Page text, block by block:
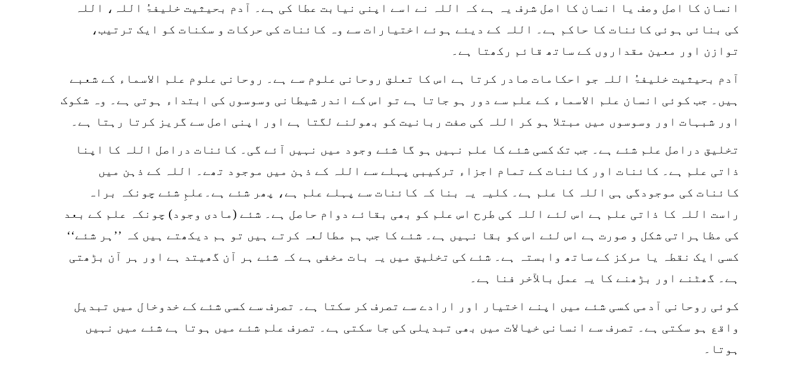
انسان کا اصل وصف یا انسان کا اصل شرف یہ ہے کہ اللہ نے اسے اپنی نیابت عطا کی ہے۔ آدم بحیثیت خلیفۃُ اللہ، اللہ
کی بنائی ہوئی کائنات کا حاکم ہے۔ اللہ کے دیئے ہوئے اختیارات سے وہ کائنات کی حرکات و سکنات کو ایک ترتیب،
توازن اور معین مقداروں کے ساتھ قائم رکھتا ہے۔
آدم بحیثیت خلیفۃُ اللہ جو احکامات صادر کرتا ہے اس کا تعلق روحانی علوم سے ہے۔ روحانی علوم علم الاسماء کے شعبے
ہیں۔ جب کوئی انسان علم الاسماء کے علم سے دور ہو جاتا ہے تو اس کے اندر شیطانی وسوسوں کی ابتداء ہوتی ہے۔ وہ شکوک
اور شبہات اور وسوسوں میں مبتلا ہو کر اللہ کی صفت ربانیت کو بھولنے لگتا ہے اور اپنی اصل سے گریز کرتا رہتا ہے۔
تخلیق دراصل علم شئے ہے۔ جب تک کسی شئے کا علم نہیں ہو گا شئے وجود میں نہیں آئے گی۔ کائنات دراصل اللہ کا اپنا
ذاتی علم ہے۔ کائنات اور کائنات کے تمام اجزاء ترکیبی پہلے سے اللہ کے ذہن میں موجود تھے۔ اللہ کے ذہن میں
کائنات کی موجودگی ہی اللہ کا علم ہے۔ کلیہ یہ بنا کہ کائنات سے پہلے علم ہے، پھر شئے ہے۔علمِ شئے چونکہ براہ
راست اللہ کا ذاتی علم ہے اس لئے اللہ کی طرح اس علم کو بھی بقائے دوام حاصل ہے۔ شئے (مادی وجود) چونکہ علم کے بعد
کی مظاہراتی شکل و صورت ہے اس لئے اس کو بقا نہیں ہے۔ شئے کا جب ہم مطالعہ کرتے ہیں تو ہم دیکھتے ہیں کہ ’’ہر شئے‘‘
کسی ایک نقطہ یا مرکز کے ساتھ وابستہ ہے۔ شئے کی تخلیق میں یہ بات مخفی ہے کہ شئے ہر آن گھیتد ہے اور ہر آن بڑھتی
ہے۔ گھٹنے اور بڑھنے کا یہ عمل بالآخر فنا ہے۔
کوئی روحانی آدمی کسی شئے میں اپنے اختیار اور ارادے سے تصرف کر سکتا ہے۔ تصرف سے کسی شئے کے خدوخال میں تبدیل
واقع ہو سکتی ہے۔ تصرف سے انسانی خیالات میں بھی تبدیلی کی جا سکتی ہے۔ تصرف علم شئے میں ہوتا ہے شئے میں نہیں
ہوتا۔